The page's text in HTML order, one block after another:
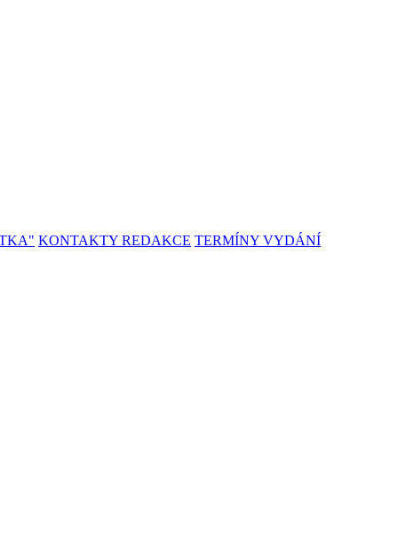
KONTAKTY REDAKCE TERMÍNY VYDÁNÍ